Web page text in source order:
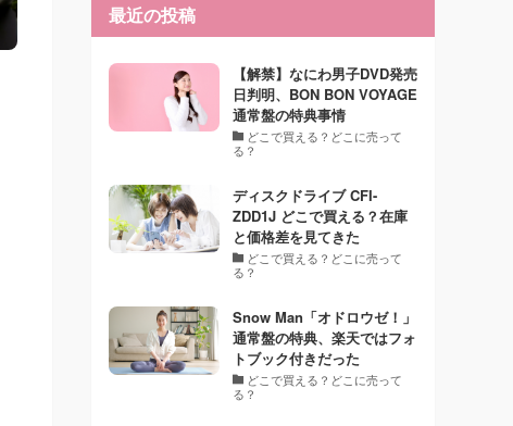
最近の投稿
【解禁】なにわ男子DVD発売
日判明、BON BON VOYAGE
通常盤の特典事情
どこで買える？どこに売って
る？
ディスクドライブ CFI-
ZDD1J どこで買える？在庫
と価格差を見てきた
どこで買える？どこに売って
る？
Snow Man「オドロウゼ！」
通常盤の特典、楽天ではフォ
トブック付きだった
どこで買える？どこに売って
る？